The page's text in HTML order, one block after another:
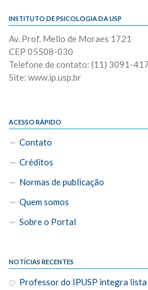
INSTITUTO DE PSICOLOGIA DA USP
Av. Prof. Mello de Moraes 1721
CEP 05508-030
Telefone de contato: (11) 3091-
Site: www.ip.usp.br
ACESSO RÁPIDO
Contato
Créditos
Normas de publicação
Quem somos
Sobre o Portal
NOTÍCIAS RECENTES
Professor do IPUSP integra